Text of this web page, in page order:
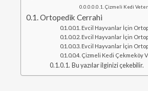
Çizmeli Kedi
Ortopedik Cerrahi
Evcil Hayvanlar İçin
Evcil Hayvanlar İçin
Evcil Hayvanlar İçin
Çizmeli Kedi Çekmeköy
Bu yazılar ilginizi çekebilir.